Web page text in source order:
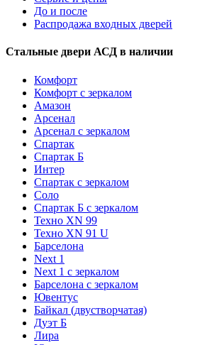
До и после
Распродажа входных дверей
Стальные двери АСД в наличии
Комфорт
Комфорт с зеркалом
Амазон
Арсенал
Арсенал с зеркалом
Спартак
Спартак Б
Интер
Спартак с зеркалом
Соло
Спартак Б с зеркалом
Техно XN 99
Техно XN 91 U
Барселона
Next 1
Next 1 с зеркалом
Барселона с зеркалом
Ювентус
Байкал (двустворчатая)
Дуэт Б
Лира